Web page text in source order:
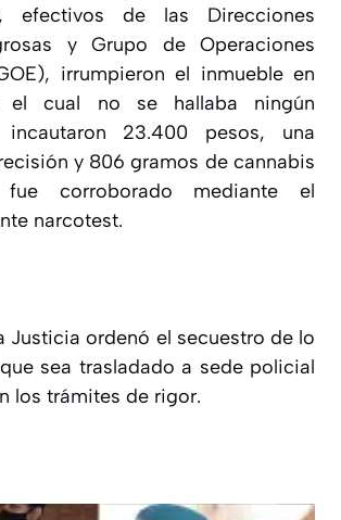
efectivos de las Direcciones
y Grupo de Operaciones
irrumpieron el inmueble en
el cual no se hallaba ningún
23.400 pesos, una
y 806 gramos de cannabis
corroborado mediante el
narcotest.
Justicia ordenó el secuestro de lo
sea trasladado a sede policial
los trámites de rigor.